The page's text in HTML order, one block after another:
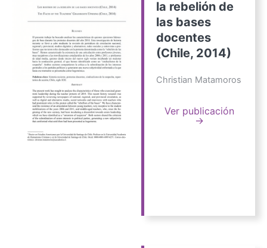
la rebelión de
las bases
docentes
(Chile, 2014)
Christian Matamoros
Ver publicación
→